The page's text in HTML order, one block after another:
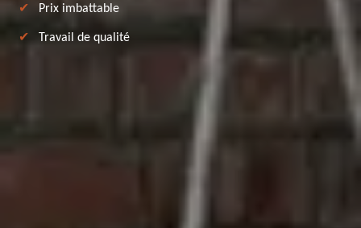
Prix imbattable
Travail de qualité